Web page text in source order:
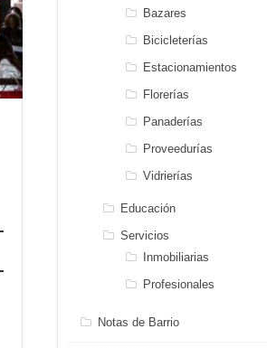
Bazares
Bicicleterías
Estacionamientos
Florerías
Panaderías
Proveedurías
Vidrierías
Educación
Servicios
Inmobiliarias
Profesionales
Notas de Barrio